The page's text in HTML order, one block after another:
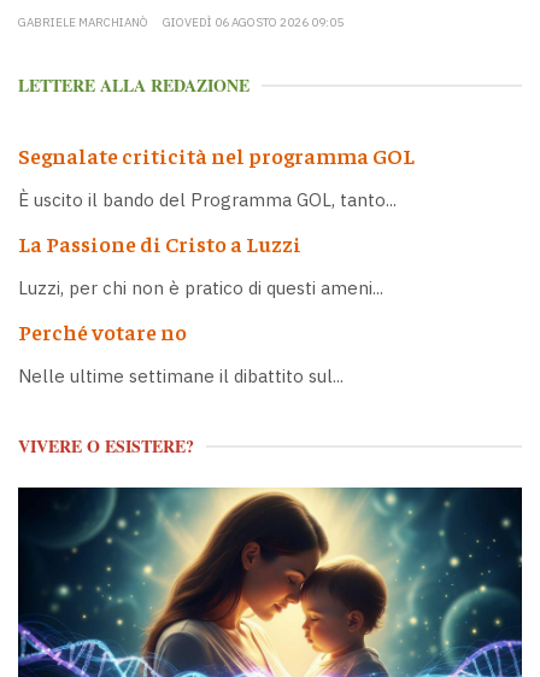
GABRIELE MARCHIANÒ GIOVEDÌ 06 AGOSTO 2026 09:05
LETTERE ALLA REDAZIONE
Segnalate criticità nel programma GOL
È uscito il bando del Programma GOL, tanto...
La Passione di Cristo a Luzzi
Luzzi, per chi non è pratico di questi ameni...
Perché votare no
Nelle ultime settimane il dibattito sul...
VIVERE O ESISTERE?